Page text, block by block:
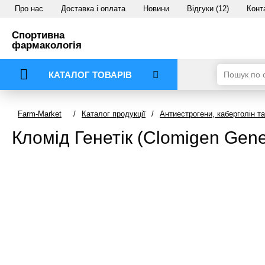
Про нас Доставка і оплата Новини Відгуки (12)
Спортивна
фармакологія
КАТАЛОГ ТОВАРІВ
Farm-Market / Каталог продукції / Антиестрогени, каберголін
Кломід Генетік (Clomigen